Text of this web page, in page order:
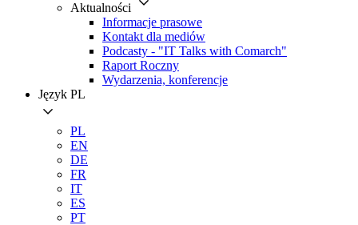
Aktualności
Informacje prasowe
Kontakt dla mediów
Podcasty - "IT Talks with Comarch"
Raport Roczny
Wydarzenia, konferencje
Język PL
PL
EN
DE
FR
IT
ES
PT